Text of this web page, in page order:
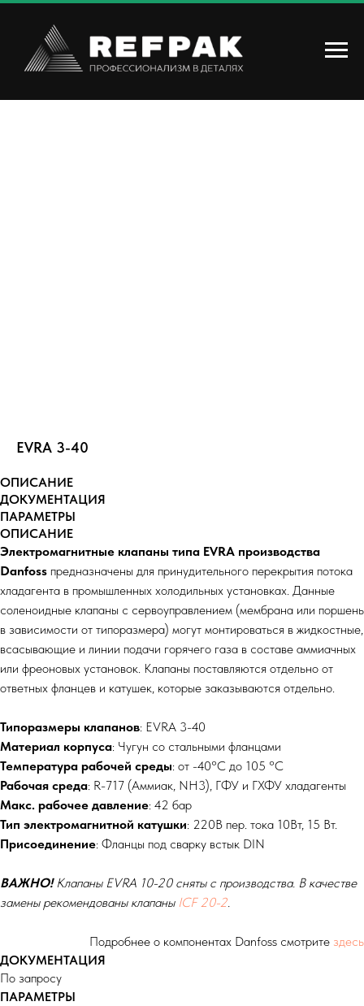
EVRA 3-40
ОПИСАНИЕ
ДОКУМЕНТАЦИЯ
ПАРАМЕТРЫ
ОПИСАНИЕ
Электромагнитные клапаны типа EVRA производства
Danfoss предназначены для принудительного перекрытия потока
хладагента в промышленных холодильных установках. Данные
соленоидные клапаны с сервоуправлением (мембрана или поршень
в зависимости от типоразмера) могут монтироваться в жидкостные,
всасывающие и линии подачи горячего газа в составе аммиачных
или фреоновых установок. Клапаны поставляются отдельно от
ответных фланцев и катушек, которые заказываются отдельно.
Типоразмеры клапанов: EVRA 3-40
Материал корпуса: Чугун со стальными фланцами
Температура рабочей среды: от -40°С до 105 °С
Рабочая среда: R-717 (Аммиак, NH3), ГФУ и ГХФУ хладагенты
Макс. рабочее давление: 42 бар
Тип электромагнитной катушки: 220В пер. тока 10Вт, 15 Вт.
Присоединение: Фланцы под сварку встык DIN
ВАЖНО!Клапаны EVRA 10-20 сняты с производства. В качестве
замены рекомендованы клапаны ICF 20-2.
Подробнее о компонентах Danfoss смотрите здесь
ДОКУМЕНТАЦИЯ
По запросу
ПАРАМЕТРЫ